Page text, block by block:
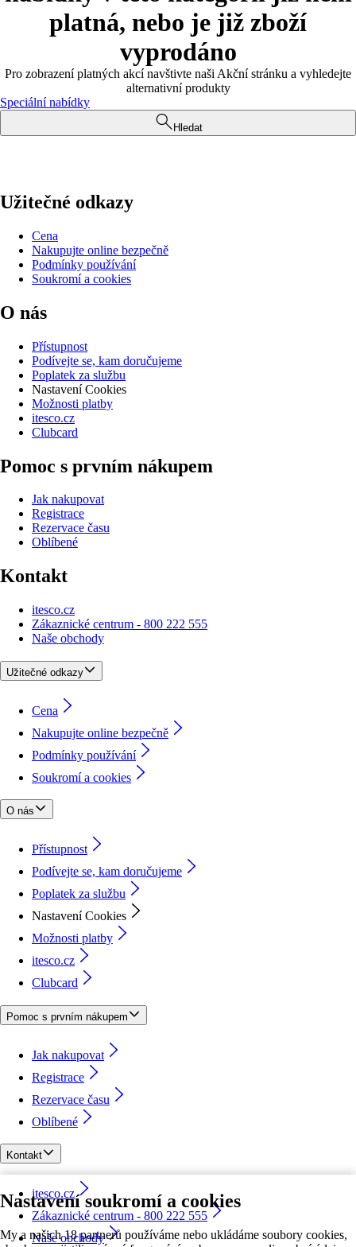
Nastavení soukromí a cookies
My a našich 18 partnerů používáme nebo ukládáme soubory cookies,
platná, nebo je již zboží
vyprodáno
Pro zobrazení platných akcí navštivte naši Akční stránku a vyhledejte
alternativní produkty
Speciální nabídky
Hledat
Užitečné odkazy
Cena
Nakupujte online bezpečně
Podmínky používání
Soukromí a cookies
O nás
Přístupnost
Podívejte se, kam doručujeme
Poplatek za službu
Nastavení Cookies
Možnosti platby
itesco.cz
Clubcard
Pomoc s prvním nákupem
Jak nakupovat
Registrace
Rezervace času
Oblíbené
Kontakt
itesco.cz
Zákaznické centrum - 800 222 555
Naše obchody
Užitečné odkazy
Cena
Nakupujte online bezpečně
Podmínky používání
Soukromí a cookies
O nás
Přístupnost
Podívejte se, kam doručujeme
Poplatek za službu
Nastavení Cookies
Možnosti platby
itesco.cz
Clubcard
Pomoc s prvním nákupem
Jak nakupovat
Registrace
Rezervace času
Oblíbené
Kontakt
itesco.cz
Zákaznické centrum - 800 222 555
Naše obchody